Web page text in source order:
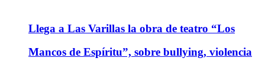
Llega a Las Varillas la obra de teatro “Los
Mancos de Espíritu”, sobre bullying, violencia